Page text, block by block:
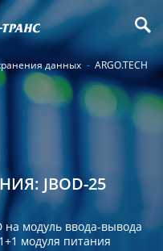
данных
ARGO.TECH
JBOD-25
на модуль ввода-вывода
1+1 модуля питания